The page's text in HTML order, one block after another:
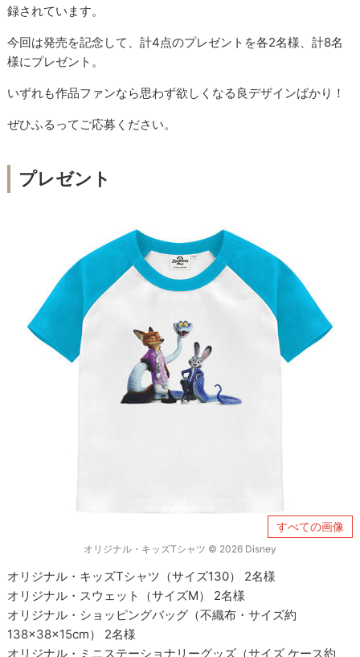
録されています。
今回は発売を記念して、計4点のプレゼントを各2名様、計8名
様にプレゼント。
いずれも作品ファンなら思わず欲しくなる良デザインばかり！
ぜひふるってご応募ください。
プレゼント
すべての画像
オリジナル・キッズTシャツ © 2026 Disney
オリジナル・キッズTシャツ（サイズ130） 2名様
オリジナル・スウェット（サイズM） 2名様
オリジナル・ショッピングバッグ（不織布・サイズ約
138×38×15cm） 2名様
オリジナル・ミニステーショナリーグッズ（サイズ ケース約